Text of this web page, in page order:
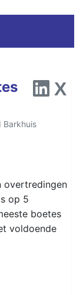
Barkhuis
overtredingen
op 5
boetes
voldoende